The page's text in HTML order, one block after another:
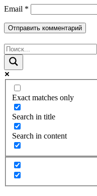
Email *
Exact matches only
Search in title
Search in content